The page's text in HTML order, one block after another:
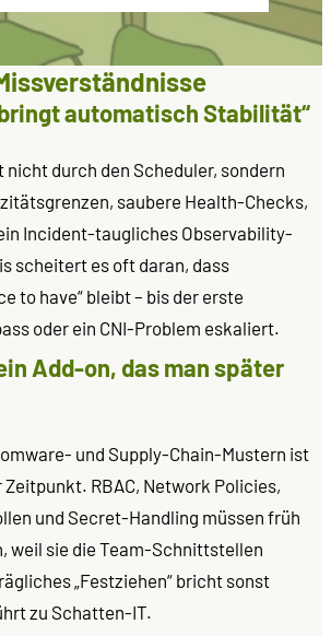
automatisch Stabilität“
durch den Scheduler, sondern
saubere Health-Checks,
Incident-taugliches Observability-
scheitert es oft daran, dass
to have“ bleibt – bis der erste
oder ein CNI-Problem eskaliert.
Add-on, das man später
und Supply-Chain-Mustern ist
Zeitpunkt. RBAC, Network Policies,
und Secret-Handling müssen früh
weil sie die Team-Schnittstellen
„Festziehen“ bricht sonst
zu Schatten-IT.